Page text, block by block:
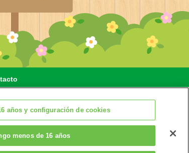
años y configuración de cookies
menos de 16 años